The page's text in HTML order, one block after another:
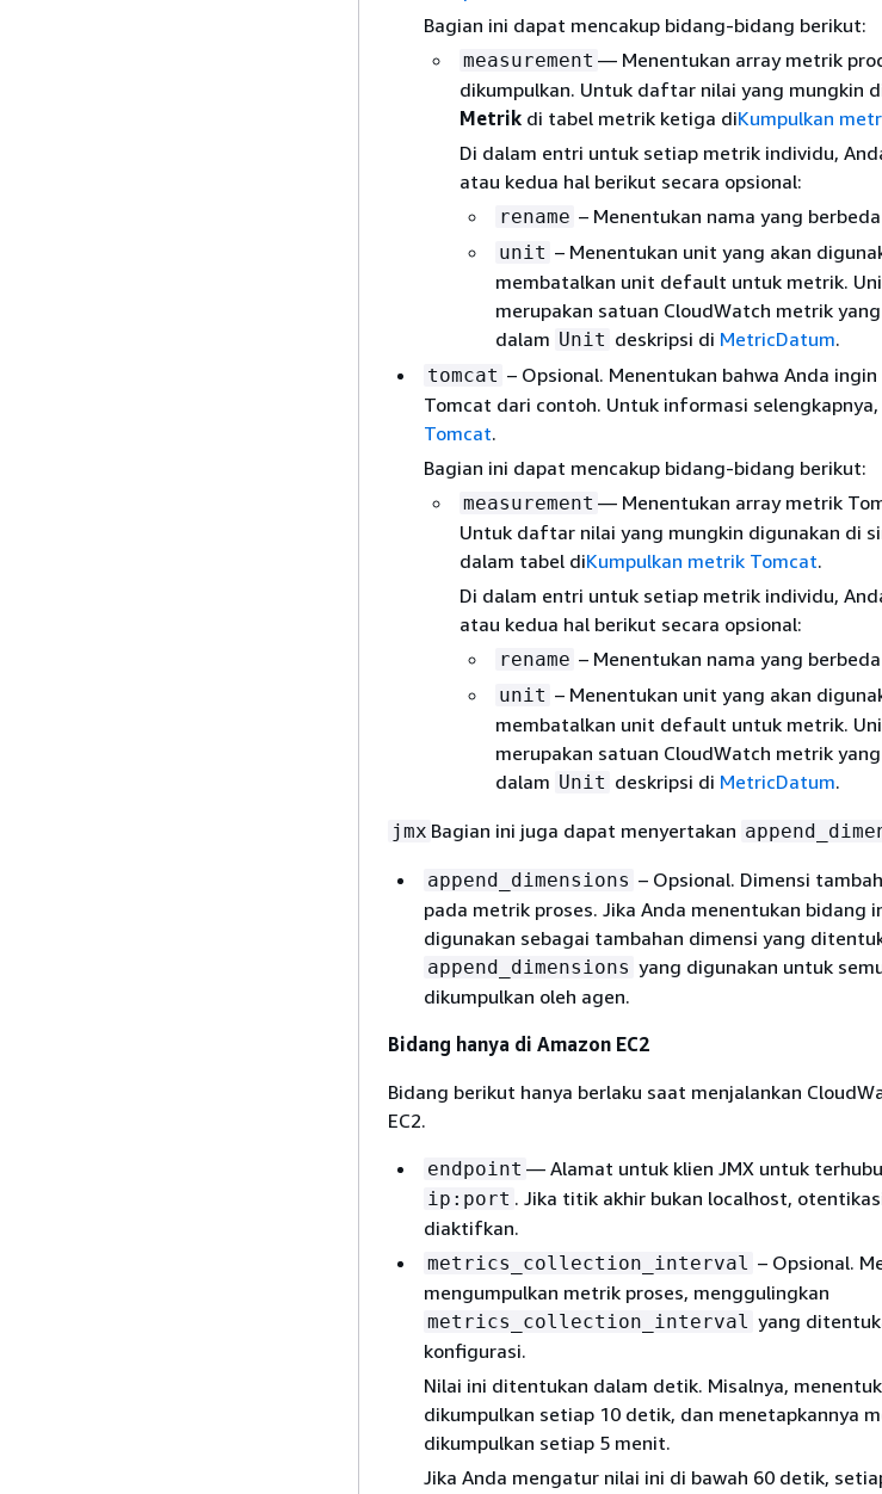
Bagian ini dapat mencakup bidang-bidang berikut:
measurement — Menentukan array metrik
dikumpulkan. Untuk daftar nilai yang mungkin
Metrik di tabel metrik ketiga diKumpulkan
Di dalam entri untuk setiap metrik individu,
atau kedua hal berikut secara opsional:
rename – Menentukan nama yang
unit – Menentukan unit yang akan
membatalkan unit default untuk metrik.
merupakan satuan CloudWatch metrik
dalam Unit deskripsi di MetricDatum.
tomcat – Opsional. Menentukan bahwa Anda
Tomcat dari contoh. Untuk informasi
Tomcat.
Bagian ini dapat mencakup bidang-bidang berikut:
measurement — Menentukan array metrik
Untuk daftar nilai yang mungkin digunakan di
dalam tabel diKumpulkan metrik Tomcat.
Di dalam entri untuk setiap metrik individu,
atau kedua hal berikut secara opsional:
rename – Menentukan nama yang
unit – Menentukan unit yang akan
membatalkan unit default untuk metrik.
merupakan satuan CloudWatch metrik
dalam Unit deskripsi di MetricDatum.
jmx Bagian ini juga dapat menyertakan
append_dimensions – Opsional. Dimensi
pada metrik proses. Jika Anda menentukan bidang
digunakan sebagai tambahan dimensi yang
append_dimensions yang digunakan untuk
dikumpulkan oleh agen.
Bidang hanya di Amazon EC2
Bidang berikut hanya berlaku saat menjalankan
EC2.
endpoint — Alamat untuk klien JMX untuk
ip:port . Jika titik akhir bukan localhost,
diaktifkan.
metrics_collection_interval – Opsional.
mengumpulkan metrik proses, menggulingkan
metrics_collection_interval yang
konfigurasi.
Nilai ini ditentukan dalam detik. Misalnya,
dikumpulkan setiap 10 detik, dan menetapkannya
dikumpulkan setiap 5 menit.
Jika Anda mengatur nilai ini di bawah 60 detik,